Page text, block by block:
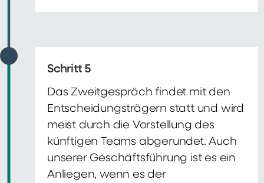
Schritt 5
Das Zweitgespräch findet mit den
Entscheidungsträgern statt und wird
meist durch die Vorstellung des
künftigen Teams abgerundet. Auch
unserer Geschäftsführung ist es ein
Anliegen, wenn es der